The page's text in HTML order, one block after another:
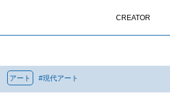
CREATOR
アート #現代アート